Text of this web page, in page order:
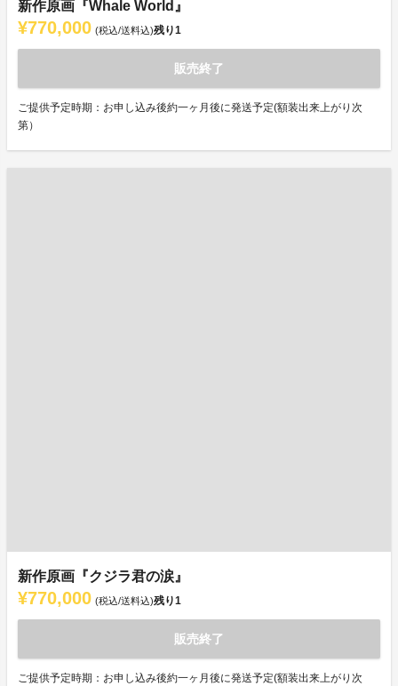
新作原画『Whale World』
¥770,000 (税込/送料込)残り1
販売終了
ご提供予定時期：お申し込み後約一ヶ月後に発送予定(額装出来上がり次
第）
新作原画『クジラ君の涙』
¥770,000 (税込/送料込)残り1
販売終了
ご提供予定時期：お申し込み後約一ヶ月後に発送予定(額装出来上がり次